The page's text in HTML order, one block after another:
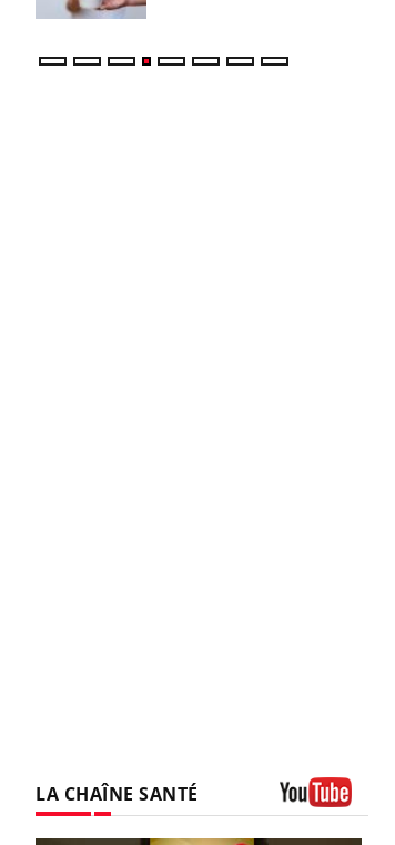
LA CHAÎNE SANTÉ